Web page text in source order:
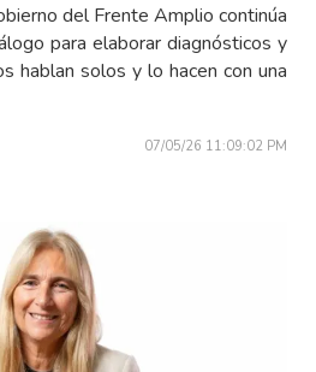
del Frente Amplio continúa
para elaborar diagnósticos y
hablan solos y lo hacen con una
07/05/26 11:09:02 PM